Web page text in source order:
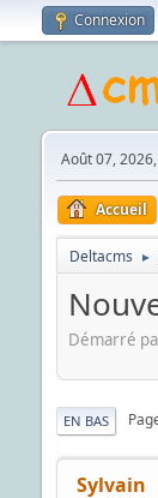
Connexion
Août 07,
Accueil
Deltacms ►
Démarré
EN BAS
Sylvain